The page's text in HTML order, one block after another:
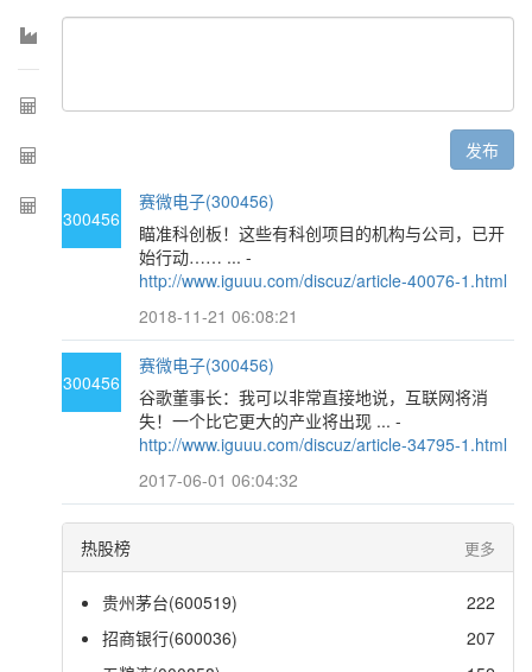
发布
300456
赛微电子(300456)
瞄准科创板！这些有科创项目的机构与公司，已开
始行动…… ... -
http://www.iguuu.com/discuz/article-40076-1.html
2018-11-21 06:08:21
300456
赛微电子(300456)
谷歌董事长：我可以非常直接地说，互联网将消
失！一个比它更大的产业将出现 ... -
http://www.iguuu.com/discuz/article-34795-1.html
2017-06-01 06:04:32
热股榜 更多
贵州茅台(600519)
222
招商银行(600036)
207